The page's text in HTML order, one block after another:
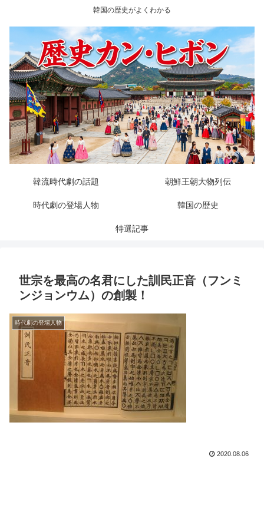
韓国の歴史がよくわかる
韓流時代劇の話題 朝鮮王朝大物列伝
時代劇の登場人物 韓国の歴史
特選記事
世宗を最高の名君にした訓民正音（フンミ
ンジョンウム）の創製！
時代劇の登場人物
2020.08.06